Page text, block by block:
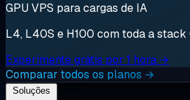
GPU VPS para cargas de IA
L4, L40S e H100 com toda a stack
Experimente grátis por 1 hora →
Comparar todos os planos →